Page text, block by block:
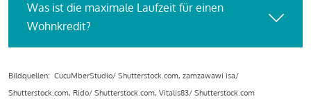
Was ist die maximale Laufzeit für einen
Wohnkredit?
Bildquellen: CucuMberStudio/ Shutterstock.com, zamzawawi isa/
Shutterstock.com, Rido/ Shutterstock.com, Vitalis83/ Shutterstock.com